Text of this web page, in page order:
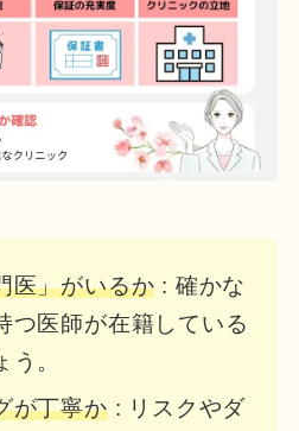
医」がいるか : 確かな
つ医師が在籍している
。
が丁寧か: リスクやダ